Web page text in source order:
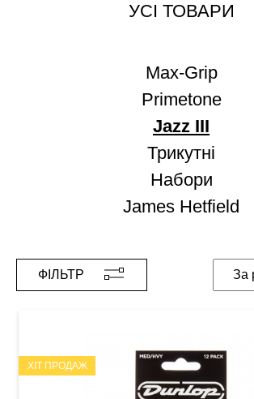
УСІ ТОВАРИ
Max-Grip
Primetone
Jazz III
Трикутні
Набори
James Hetfield
ФІЛЬТР
ХІТ ПРОДАЖ